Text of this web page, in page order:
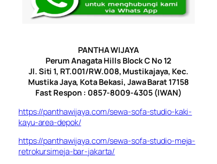
PANTHA WIJAYA
Perum Anagata Hills Block C No 12
Jl. Siti 1, RT.001/RW.008, Mustikajaya, Kec.
Mustika Jaya, Kota Bekasi, Jawa Barat 17158
Fast Respon : 0857-8009-4305 (IWAN)
https://panthawijaya.com/sewa-sofa-studio-kaki-
kayu-area-depok/
https://panthawijaya.com/sewa-sofa-studio-meja-
retrokursimeja-bar-jakarta/